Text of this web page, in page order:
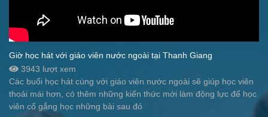
Giờ học hát với giáo viên nước ngoài tại Thanh Giang
3943 lượt xem
Các buổi học hát cùng với giáo viên nước ngoài sẽ giúp học viên
thoải mái hơn, có thêm những kiến thức mới làm động lực để học
viên cố gắng học những bài sau đó